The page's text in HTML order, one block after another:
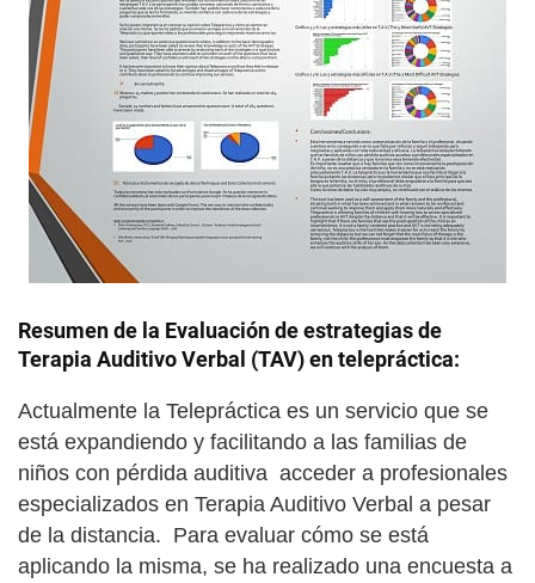
Resumen de la Evaluación de estrategias de
Terapia Auditivo Verbal (TAV) en telepráctica:
Actualmente la Telepráctica es un servicio que se
está expandiendo y facilitando a las familias de
niños con pérdida auditiva acceder a profesionales
especializados en Terapia Auditivo Verbal a pesar
de la distancia. Para evaluar cómo se está
aplicando la misma, se ha realizado una encuesta a